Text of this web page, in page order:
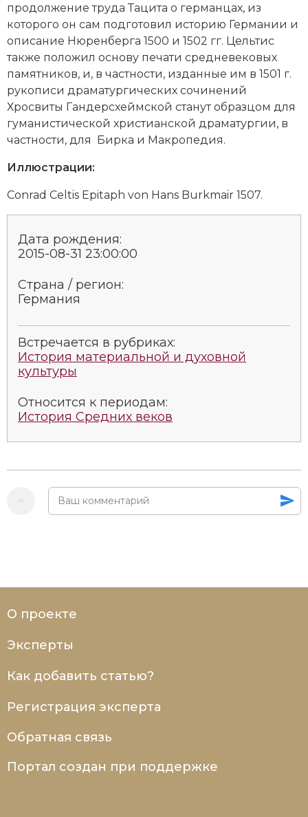
продолжение труда Тацита о германцах, из
которого он сам подготовил историю Германии и
описание Нюренберга 1500 и 1502 гг. Цельтис
также положил основу печати средневековых
памятников, и, в частности, изданные им в 1501 г.
рукописи драматургических сочинений
Хросвиты Гандерсхеймской станут образцом для
гуманистической христианской драматургии, в
частности, для Бирка и Макропедия.
Иллюстрации:
Conrad Celtis Epitaph von Hans Burkmair 1507.
Дата рождения:
2015-08-31 23:00:00
Страна / регион:
Германия
Встречается в рубриках:
История материальной и духовной
культуры
Относится к периодам:
История Средних веков
О проекте
Эксперты
Как добавить статью?
Регистрация эксперта
Обратная связь
Портал создан при поддержке